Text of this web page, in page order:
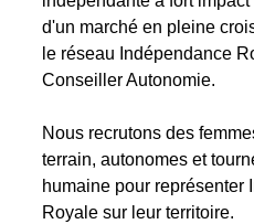
d'un marché en pleine
le réseau Indépendance
Conseiller Autonomie.
Nous recrutons des
terrain, autonomes et
humaine pour représenter
Royale sur leur territoire.